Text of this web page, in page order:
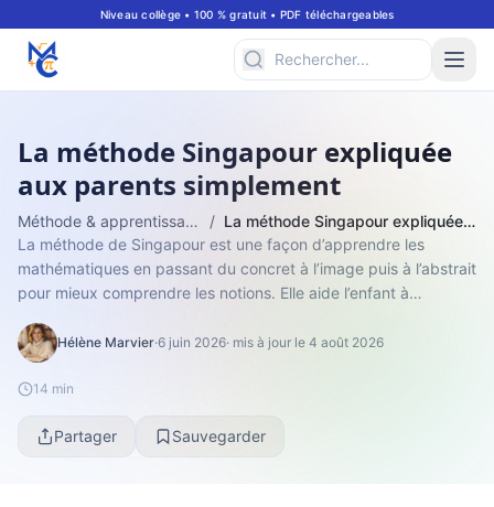
Niveau collège • 100 % gratuit • PDF téléchargeables
La méthode Singapour expliquée
aux parents simplement
Méthode & apprentissage /
La méthode Singapour expliquée aux parents simplement
La méthode de Singapour est une façon d’apprendre les
mathématiques en passant du concret à l’image puis à l’abstrait
pour mieux comprendre les notions. Elle aide l’enfant à
Hélène Marvier·6 juin 2026· mis à jour le 4 août 2026
14 min
Partager Sauvegarder